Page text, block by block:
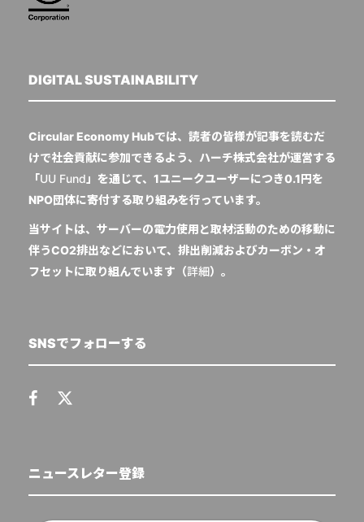
DIGITAL SUSTAINABILITY
Circular Economy Hubでは、読者の皆様が記事を読むだ
けで社会貢献に参加できるよう、ハーチ株式会社が運営する
「UU Fund 」を通じて、1ユニークユーザーにつき0.1円を
NPO団体に寄付する取り組みを行っています。
当サイトは、サーバーの電力使用と取材活動のための移動に
伴うCO2排出などにおいて、排出削減およびカーボン・オ
フセットに取り組んでいます（詳細）。
SNSでフォローする
ニュースレター登録